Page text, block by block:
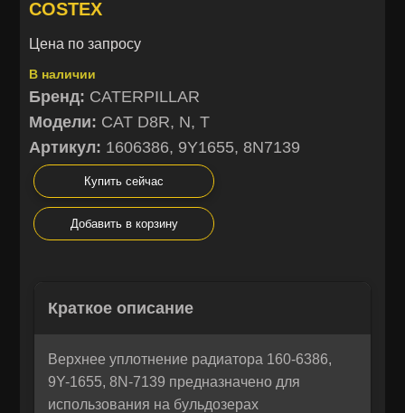
нам!
вы не уверены в своем выборе или у вас возникли вопросы —
напишите нам, и мы с радостью поможем разобраться и
предложим лучшее решение для вас!
Корзина
Рассчитать лизинг:
COSTEX
Цена по запросу
В наличии
Бренд: CATERPILLAR
Модели: CAT D8R, N, T
Артикул: 1606386, 9Y1655, 8N7139
Купить сейчас
Добавить в корзину
Краткое описание
Верхнее уплотнение радиатора 160-6386,
9Y-1655, 8N-7139 предназначено для
использования на бульдозерах